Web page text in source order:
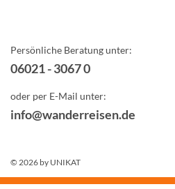
Persönliche Beratung unter:
06021 - 3067 0
oder per E-Mail unter:
info@wanderreisen.de
© 2026 by UNIKAT